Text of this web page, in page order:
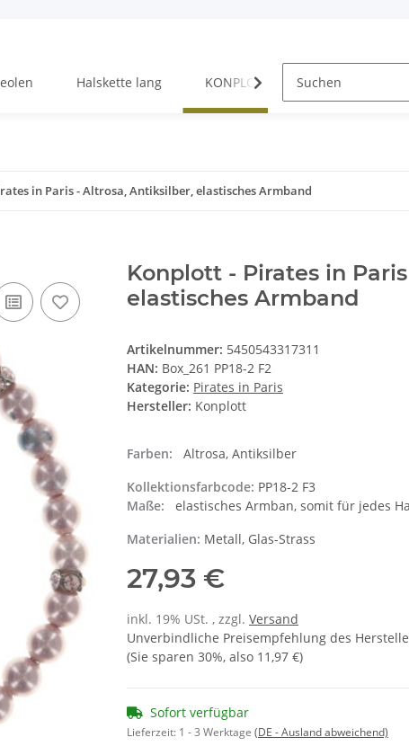
Halskette lang KONPLOTT Serien
in Paris - Altrosa, Antiksilber, elastisches Armband
Konplott - Pirates in
elastisches Armband
Artikelnummer: 5450543317311
HAN: Box_261 PP18-2 F2
Kategorie: Pirates in Paris
Hersteller: Konplott
Farben:
Altrosa, Antiksilber
Kollektionsfarbcode: PP18-2 F3
Maße:
elastisches Armban, somit für jedes
Materialien: Metall, Glas-Strass
27,93 €
inkl. 19% USt. , zzgl. Versand
Unverbindliche Preisempfehlung des
(Sie sparen 30%, also 11,97 €)
Sofort verfügbar
Lieferzeit: 1 - 3 Werktage (DE - Ausland abweichend)